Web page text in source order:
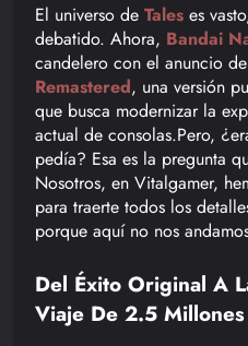
El universo de Tales es
debatido. Ahora, Bandai
candelero con el anuncio de
Remastered, una versión
que busca modernizar la
actual de consolas.Pero,
pedía? Esa es la pregunta
Nosotros, en Vitalgamer,
para traerte todos los
porque aquí no nos
Del Éxito Original A
Viaje De 2.5